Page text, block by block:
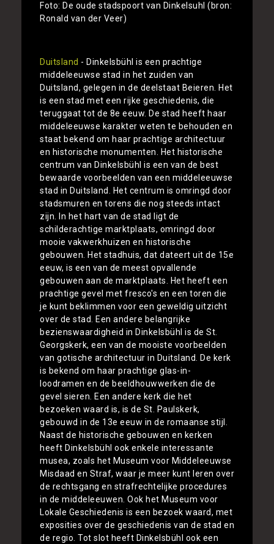
Foto: De oude stadspoort van Dinkelsuhl (bron:
Ronald van der Veer)
Duitsland - Dinkelsbühl is een prachtige
middeleeuwse stad in het zuiden van
Duitsland, gelegen in de deelstaat Beieren. Het
is een stad met een rijke geschiedenis, die
teruggaat tot de 8e eeuw. De stad heeft haar
middeleeuwse karakter weten te behouden en
staat bekend om haar prachtige architectuur
en historische monumenten. Het historische
centrum van Dinkelsbühl is een van de best
bewaarde voorbeelden van een middeleeuwse
stad in Duitsland. Het centrum is omringd door
stadsmuren en torens die nog steeds intact
zijn. In het hart van de stad ligt de
schilderachtige marktplaats, omringd door
mooie vakwerkhuizen en historische
gebouwen. Het stadhuis, dat dateert uit de 15e
eeuw, is een van de meest opvallende
gebouwen aan de marktplaats. Het heeft een
prachtige gevel met fresco's en een toren die
je kunt beklimmen voor een geweldig uitzicht
over de stad. Een andere belangrijke
bezienswaardigheid in Dinkelsbühl is de St.
Georgskerk, een van de mooiste voorbeelden
van gotische architectuur in Duitsland. De kerk
is bekend om haar prachtige glas-in-
loodramen en de beeldhouwwerken die de
gevel sieren. Een andere kerk die het
bezoeken waard is, is de St. Paulskerk,
gebouwd in de 13e eeuw in de romaanse stijl.
Naast de historische gebouwen en kerken
heeft Dinkelsbühl ook enkele interessante
musea, zoals het Museum voor Middeleeuwse
Misdaad en Straf, waar je meer kunt leren over
de rechtsgang en strafrechtelijke procedures
in de middeleeuwen. Ook het Museum voor
Lokale Geschiedenis is een bezoek waard, met
exposities over de geschiedenis van de stad en
de regio. Tot slot heeft Dinkelsbühl ook een